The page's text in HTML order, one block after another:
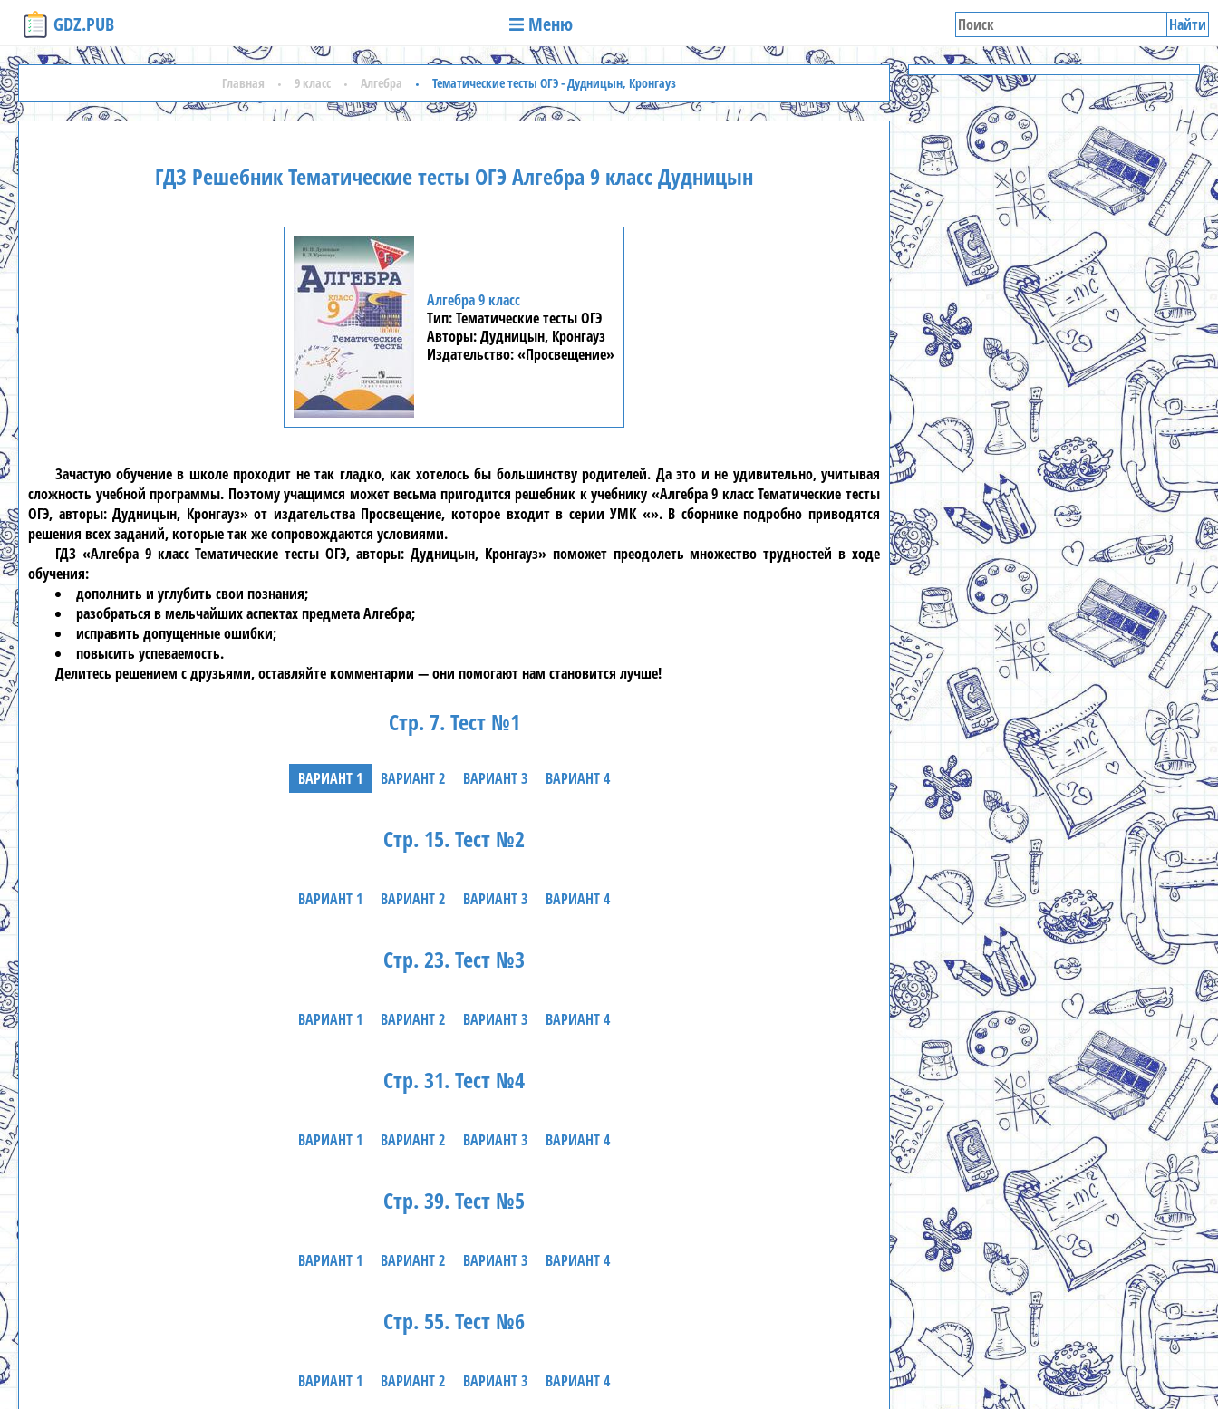
GDZ.PUB Меню Найти
Главная 9 класс Алгебра Тематические тесты ОГЭ - Дудницын, Кронгауз
ГДЗ Решебник Тематические тесты ОГЭ Алгебра 9 класс Дудницын
Алгебра 9 класс
Тематические тесты ОГЭ
Дудницын, Кронгауз
«Просвещение»
Зачастую обучение в школе проходит не так гладко, как хотелось бы большинству родителей. Да это и не удивительно, учитывая
сложность учебной программы. Поэтому учащимся может весьма пригодится решебник к учебнику «Алгебра 9 класс Тематические тесты
ОГЭ, авторы: Дудницын, Кронгауз» от издательства Просвещение, которое входит в серии УМК «». В сборнике подробно приводятся
решения всех заданий, которые так же сопровождаются условиями.
ГДЗ «Алгебра 9 класс Тематические тесты ОГЭ, авторы: Дудницын, Кронгауз» поможет преодолеть множество трудностей в ходе
обучения:
дополнить и углубить свои познания;
разобраться в мельчайших аспектах предмета Алгебра;
исправить допущенные ошибки;
повысить успеваемость.
Делитесь решением с друзьями, оставляйте комментарии — они помогают нам становится лучше!
Стр. 7. Тест №1
ВАРИАНТ 1 ВАРИАНТ 2 ВАРИАНТ 3 ВАРИАНТ 4
Стр. 15. Тест №2
ВАРИАНТ 1 ВАРИАНТ 2 ВАРИАНТ 3 ВАРИАНТ 4
Стр. 23. Тест №3
ВАРИАНТ 1 ВАРИАНТ 2 ВАРИАНТ 3 ВАРИАНТ 4
Стр. 31. Тест №4
ВАРИАНТ 1 ВАРИАНТ 2 ВАРИАНТ 3 ВАРИАНТ 4
Стр. 39. Тест №5
ВАРИАНТ 1 ВАРИАНТ 2 ВАРИАНТ 3 ВАРИАНТ 4
Стр. 55. Тест №6
ВАРИАНТ 1 ВАРИАНТ 2 ВАРИАНТ 3 ВАРИАНТ 4